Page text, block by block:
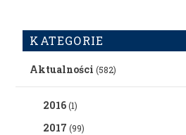
KATEGORIE
Aktualności (582)
2016(1)
2017 (99)